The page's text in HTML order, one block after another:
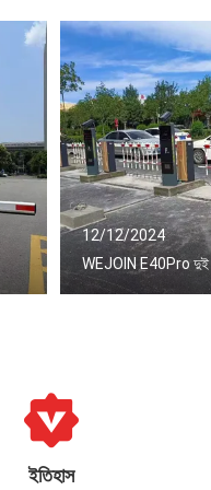
12/12/2024
WEJOIN E40Pro দুই
ইতিহাস